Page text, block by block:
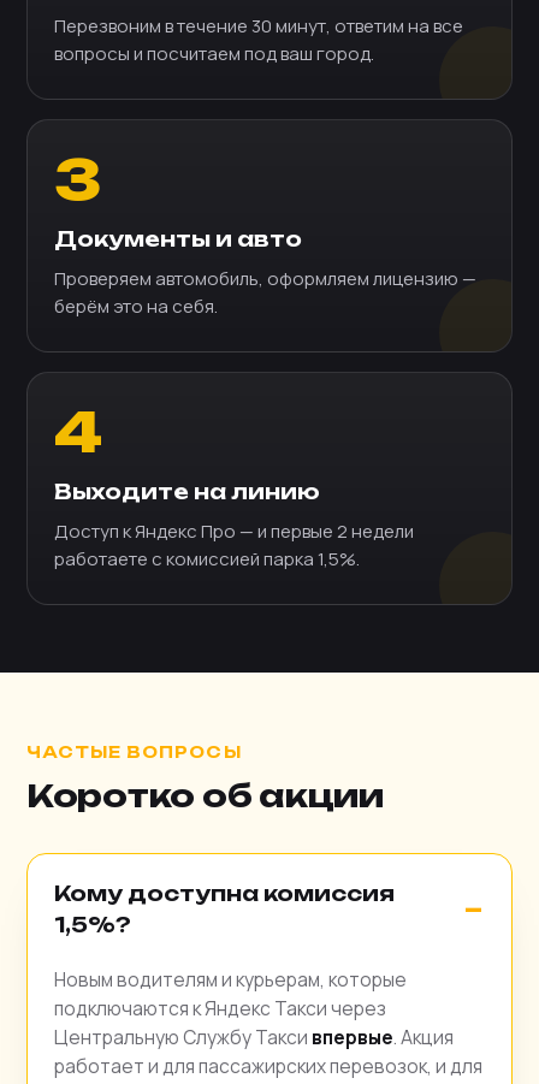
Перезвоним в течение 30 минут, ответим на все
вопросы и посчитаем под ваш город.
3
Документы и авто
Проверяем автомобиль, оформляем лицензию —
берём это на себя.
4
Выходите на линию
Доступ к Яндекс Про — и первые 2 недели
работаете с комиссией парка 1,5%.
ЧАСТЫЕ ВОПРОСЫ
Коротко об акции
Кому доступна комиссия
1,5%?
Новым водителям и курьерам, которые
подключаются к Яндекс Такси через
Центральную Службу Такси впервые. Акция
работает и для пассажирских перевозок, и для